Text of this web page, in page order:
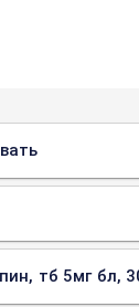
тб 5мг бл,